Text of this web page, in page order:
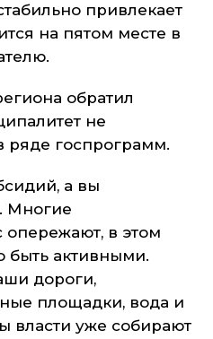
привлекает
на пятом месте в
обратил
не
ряде госпрограмм.
а вы
Многие
опережают, в этом
быть активными.
дороги,
площадки, вода и
власти уже собирают